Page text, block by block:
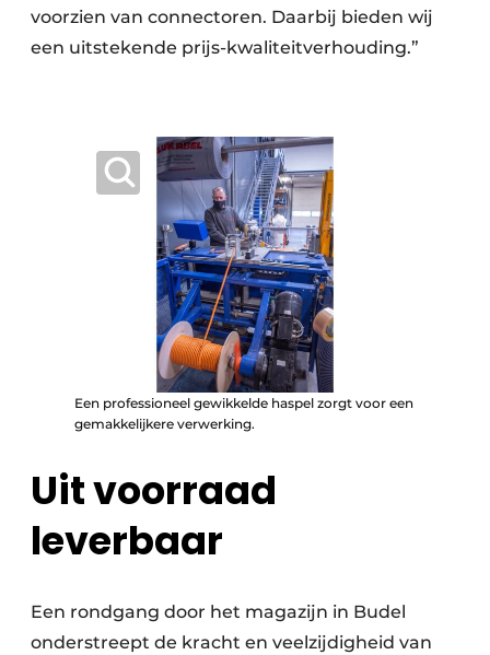
voorzien van connectoren. Daarbij bieden wij
een uitstekende prijs-kwaliteitverhouding.”
Een professioneel gewikkelde haspel zorgt voor een
gemakkelijkere verwerking.
Uit voorraad
leverbaar
Een rondgang door het magazijn in Budel
onderstreept de kracht en veelzijdigheid van